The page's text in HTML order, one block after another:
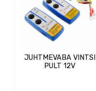
JUHTMEVABA VINTSI
PULT 12V